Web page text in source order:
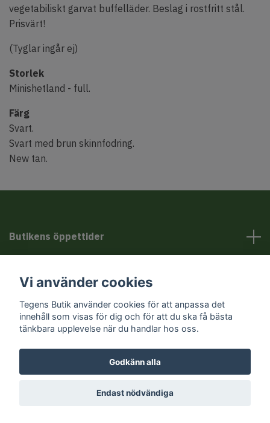
vegetabiliskt garvat buffelläder. Beslag i rostfritt stål.
Prisvärt!
(Tyglar ingår ej)
Storlek
Minishetland - full.
Färg
Svart.
Svart med brun skinnfodring.
New tan.
Butikens öppettider
Sociala medier
© 2026 Tegens Butik
Vi använder cookies
Tegens Butik använder cookies för att anpassa det
innehåll som visas för dig och för att du ska få bästa
tänkbara upplevelse när du handlar hos oss.
Godkänn alla
Endast nödvändiga